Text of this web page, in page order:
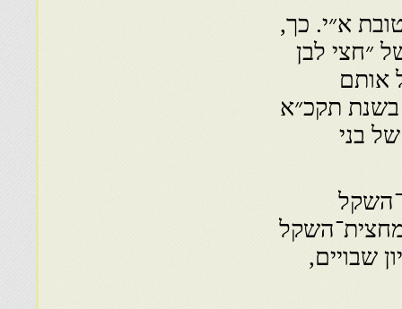
א״י. כך,
תקכ״ג(1763) מס של ״חצי לבן
אותם
בשנת תקכ״א
של בני
מחצית־השקל
שבויים,